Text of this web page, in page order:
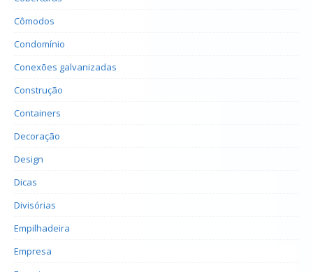
Cômodos
Condomínio
Conexões galvanizadas
Construção
Containers
Decoração
Design
Dicas
Divisórias
Empilhadeira
Empresa